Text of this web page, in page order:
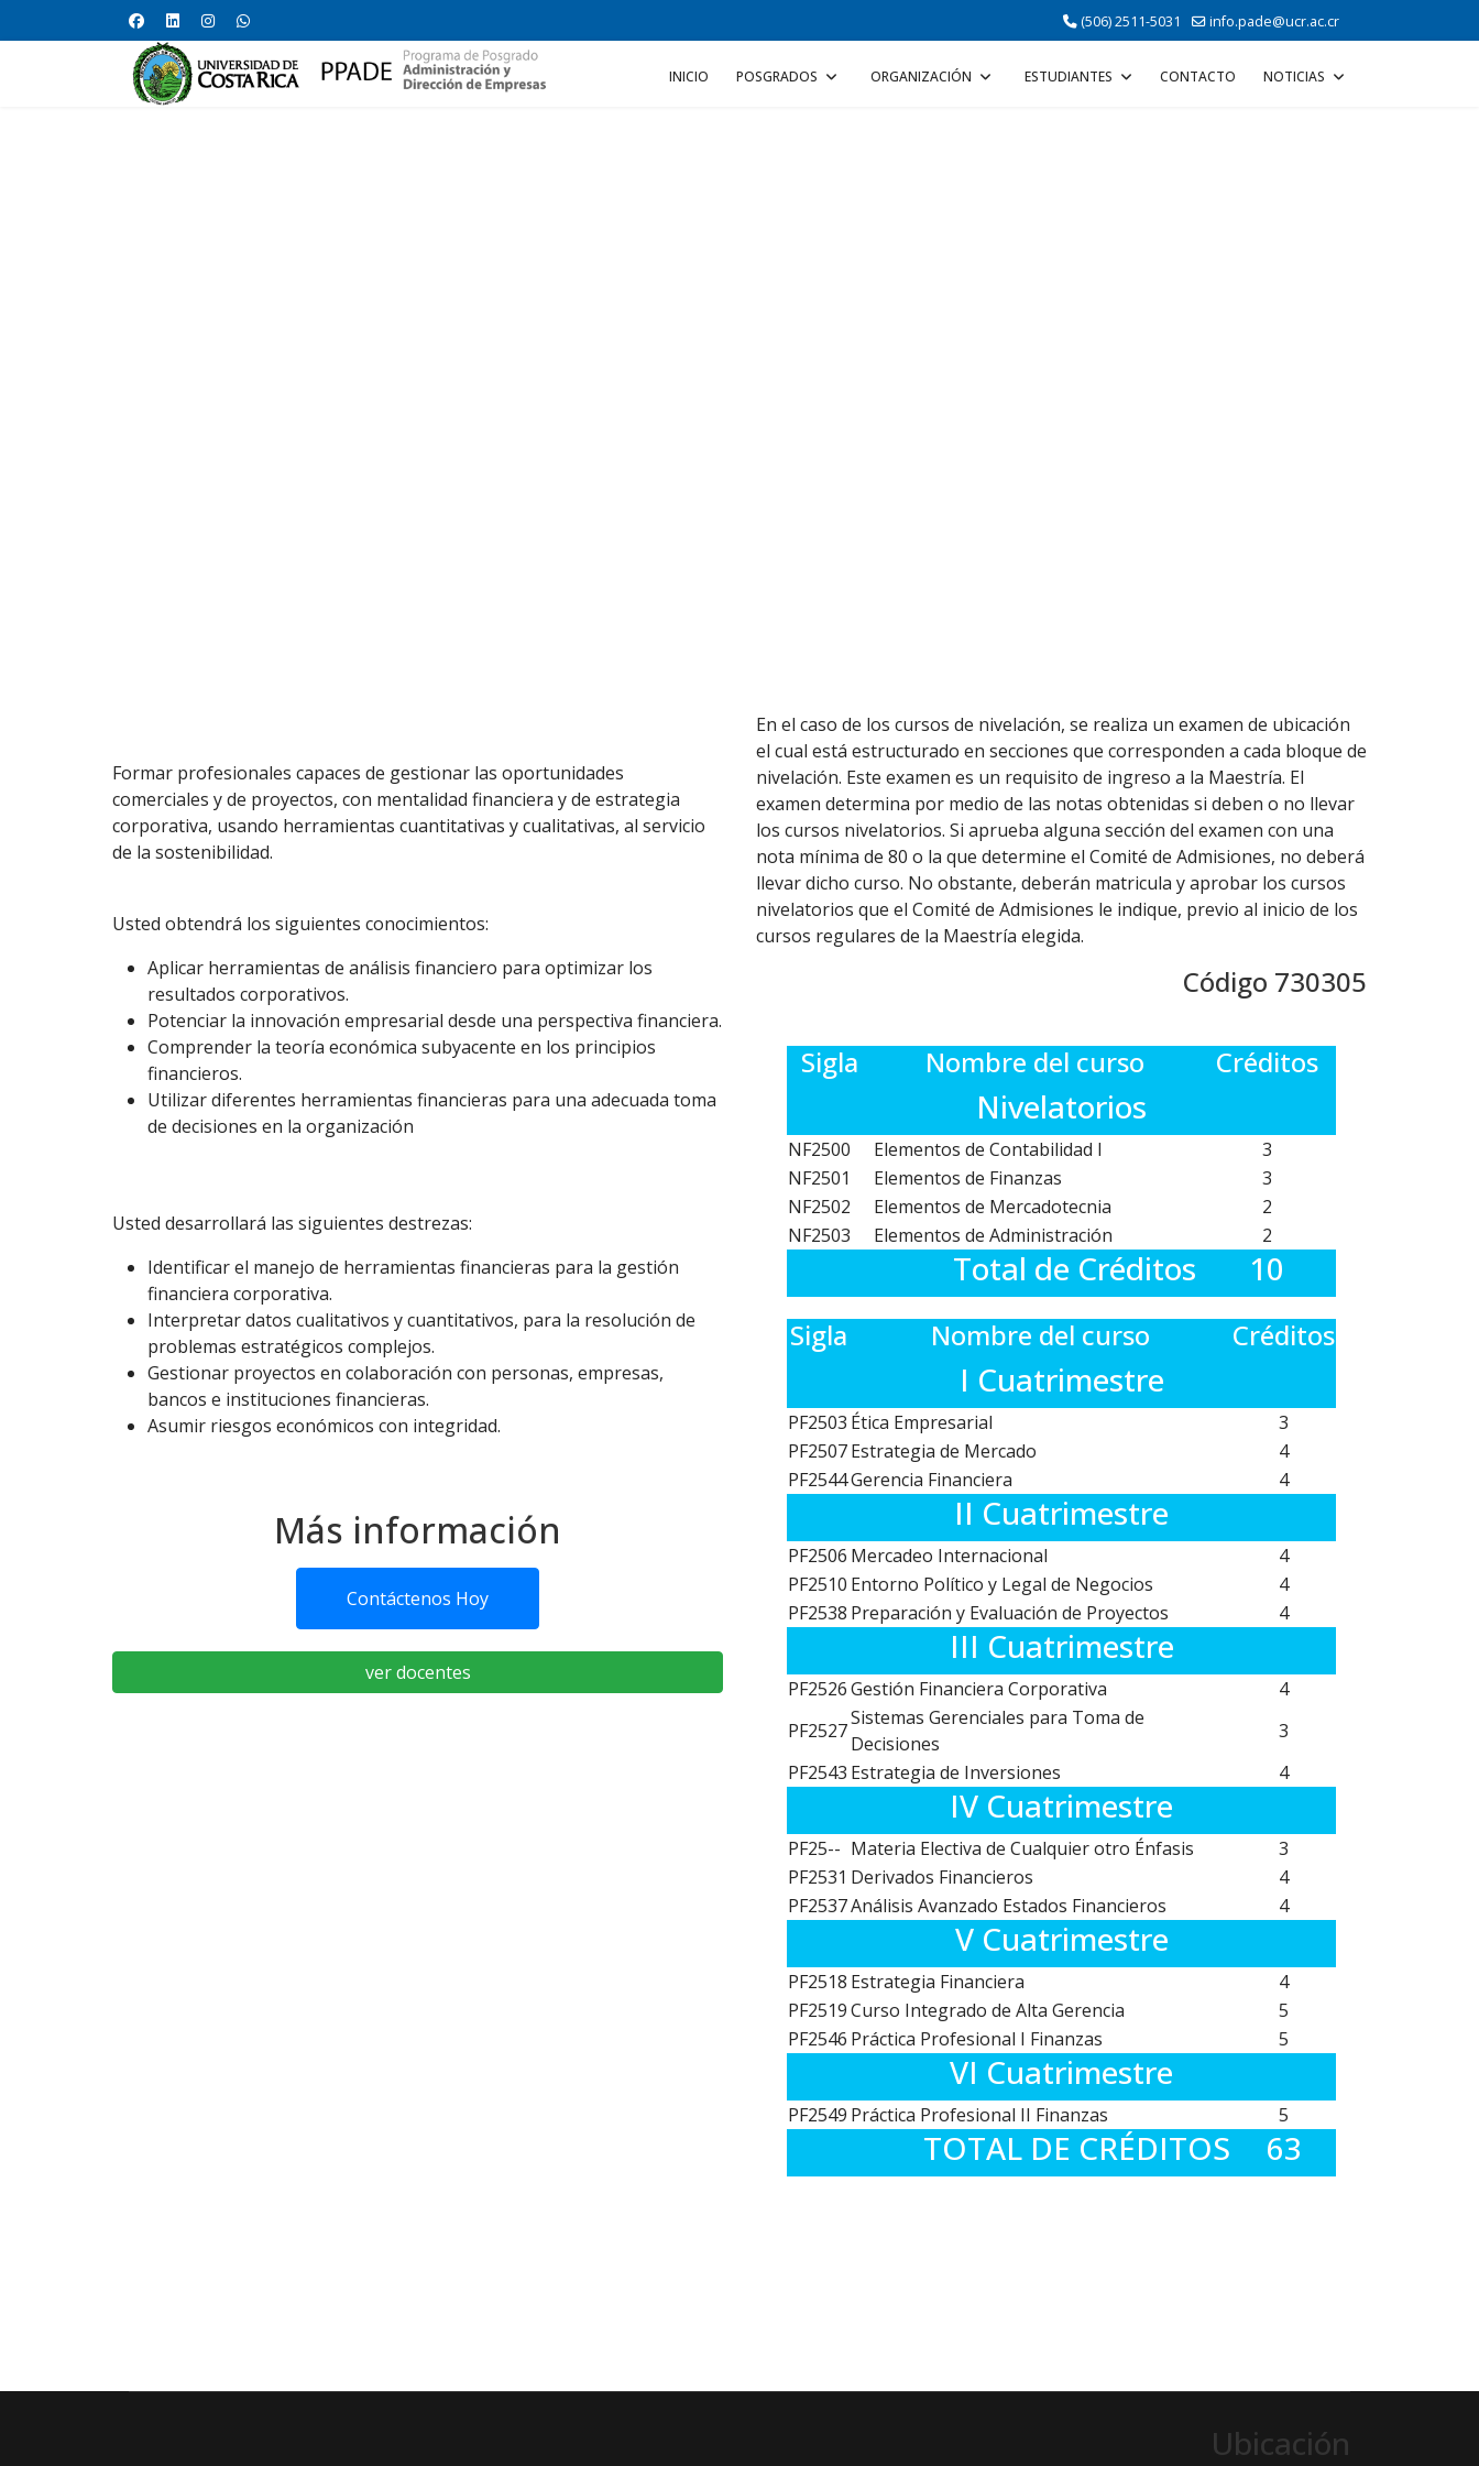
(506) 2511-5031 info.pade@ucr.ac.cr
INICIO POSGRADOS ORGANIZACIÓN ESTUDIANTES CONTACTO NOTICIAS
Formar profesionales capaces de gestionar las oportunidades
comerciales y de proyectos, con mentalidad financiera y de estrategia
corporativa, usando herramientas cuantitativas y cualitativas, al servicio
de la sostenibilidad.
Usted obtendrá los siguientes conocimientos:
Aplicar herramientas de análisis financiero para optimizar los
resultados corporativos.
Potenciar la innovación empresarial desde una perspectiva financiera.
Comprender la teoría económica subyacente en los principios
financieros.
Utilizar diferentes herramientas financieras para una adecuada toma
de decisiones en la organización
Usted desarrollará las siguientes destrezas:
Identificar el manejo de herramientas financieras para la gestión
financiera corporativa.
Interpretar datos cualitativos y cuantitativos, para la resolución de
problemas estratégicos complejos.
Gestionar proyectos en colaboración con personas, empresas,
bancos e instituciones financieras.
Asumir riesgos económicos con integridad.
Más información
Contáctenos Hoy
ver docentes
En el caso de los cursos de nivelación, se realiza un examen de ubicación
el cual está estructurado en secciones que corresponden a cada bloque de
nivelación. Este examen es un requisito de ingreso a la Maestría. El
examen determina por medio de las notas obtenidas si deben o no llevar
los cursos nivelatorios. Si aprueba alguna sección del examen con una
nota mínima de 80 o la que determine el Comité de Admisiones, no deberá
llevar dicho curso. No obstante, deberán matricula y aprobar los cursos
nivelatorios que el Comité de Admisiones le indique, previo al inicio de los
cursos regulares de la Maestría elegida.
Código 730305
Sigla Nombre del curso Créditos
Nivelatorios
NF2500 Elementos de Contabilidad I
3
NF2501
Elementos de Finanzas
3
NF2502
Elementos de Mercadotecnia
2
NF2503
Elementos de Administración 2
Total de Créditos 10
Sigla Nombre del curso Créditos
I Cuatrimestre
PF2503 Ética Empresarial
3
PF2507Estrategia de Mercado
4
PF2544Gerencia Financiera 4
II Cuatrimestre
PF2506 Mercadeo Internacional
4
PF2510 Entorno Político y Legal de Negocios
4
PF2538 Preparación y Evaluación de Proyectos 4
III Cuatrimestre
PF2526Gestión Financiera Corporativa
4
PF2527
Sistemas Gerenciales para Toma de
Decisiones
3
PF2543 Estrategia de Inversiones 4
IV Cuatrimestre
PF25-- Materia Electiva de Cualquier otro Énfasis
3
PF2531 Derivados Financieros
4
PF2537Análisis Avanzado Estados Financieros 4
V Cuatrimestre
PF2518 Estrategia Financiera
4
PF2519Curso Integrado de Alta Gerencia
5
PF2546 Práctica Profesional I Finanzas 5
VI Cuatrimestre
PF2549 Práctica Profesional II Finanzas 5
TOTAL DE CRÉDITOS 63
Ubicación